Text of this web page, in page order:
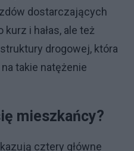
dostarczających
i hałas, ale też
drogowej, która
takie natężenie
mieszkańcy?
cztery główne